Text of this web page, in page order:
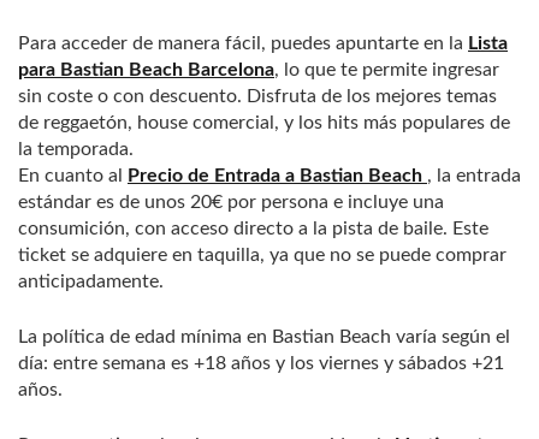
Para acceder de manera fácil, puedes apuntarte en la Lista
para Bastian Beach Barcelona, lo que te permite ingresar
sin coste o con descuento. Disfruta de los mejores temas
de reggaetón, house comercial, y los hits más populares de
la temporada.
En cuanto al
Precio de Entrada a Bastian Beach , la entrada
estándar es de unos 20€ por persona e incluye una
consumición, con acceso directo a la pista de baile. Este
ticket se adquiere en taquilla, ya que no se puede comprar
anticipadamente.
La política de edad mínima en Bastian Beach varía según el
día: entre semana es +18 años y los viernes y sábados +21
años.